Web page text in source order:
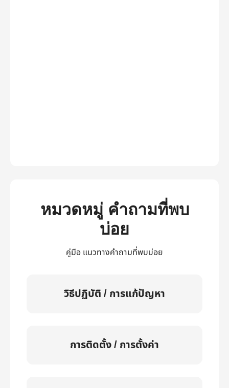
หมวดหมู่ คำถามที่พบ
บ่อย
คู่มือ แนวทางคำถามที่พบบ่อย
วิธีปฏิบัติ / การแก้ปัญหา
การติดตั้ง / การตั้งค่า